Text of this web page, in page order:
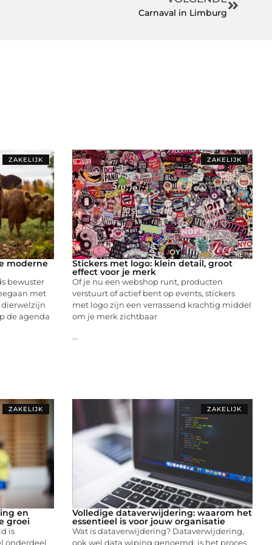
Carnaval in Limburg
ZAKELIJK
moderne
bewuster
met
dierwelzijn
de agenda
ZAKELIJK
Stickers met logo: klein detail, groot
effect voor je merk
Of je nu een webshop runt, producten
verstuurt of actief bent op events, stickers
met logo zijn een verrassend krachtig middel
om je merk zichtbaar
...
ZAKELIJK
en
groei
is
onderdeel
ZAKELIJK
Volledige dataverwijdering: waarom het
essentieel is voor jouw organisatie
Wat is dataverwijdering? Dataverwijdering,
ook wel data wiping genoemd, is het proces